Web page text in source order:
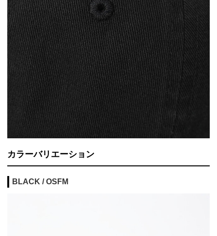
カラーバリエーション
BLACK / OSFM